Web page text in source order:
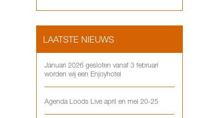
LAATSTE NIEUWS
Januari 2026 gesloten vanaf 3 februari
worden wij een Enjoyhotel
Agenda Loods Live april en mei 20-25